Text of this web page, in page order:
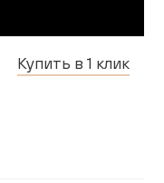
Купить в 1 клик